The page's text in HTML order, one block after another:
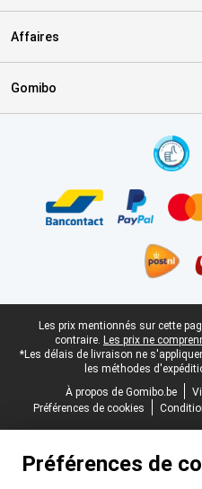
Affaires
Gomibo
Pied-de-page légal
Les prix mentionnés sur cette
contraire. Les prix ne
*Les délais de livraison ne
les méthodes
À propos de Gomibo.be
Préférences de cookies
Préférences de